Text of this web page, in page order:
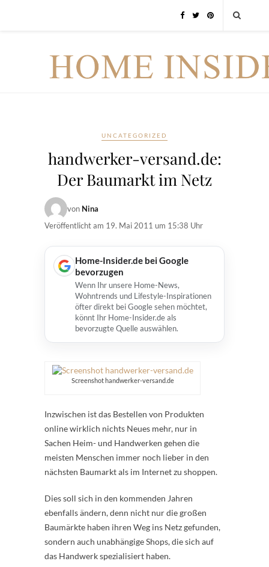
UNCATEGORIZED
handwerker-versand.de:
Der Baumarkt im Netz
von Nina
Veröffentlicht am 19. Mai 2011 um 15:38 Uhr
Home-Insider.de bei Google
bevorzugen
Wenn Ihr unsere Home-News,
Wohntrends und Lifestyle-Inspirationen
öfter direkt bei Google sehen möchtet,
könnt Ihr Home-Insider.de als
bevorzugte Quelle auswählen.
Screenshot handwerker-versand.de
Inzwischen ist das Bestellen von Produkten
online wirklich nichts Neues mehr, nur in
Sachen Heim- und Handwerken gehen die
meisten Menschen immer noch lieber in den
nächsten Baumarkt als im Internet zu shoppen.
Dies soll sich in den kommenden Jahren
ebenfalls ändern, denn nicht nur die großen
Baumärkte haben ihren Weg ins Netz gefunden,
sondern auch unabhängige Shops, die sich auf
das Handwerk spezialisiert haben.